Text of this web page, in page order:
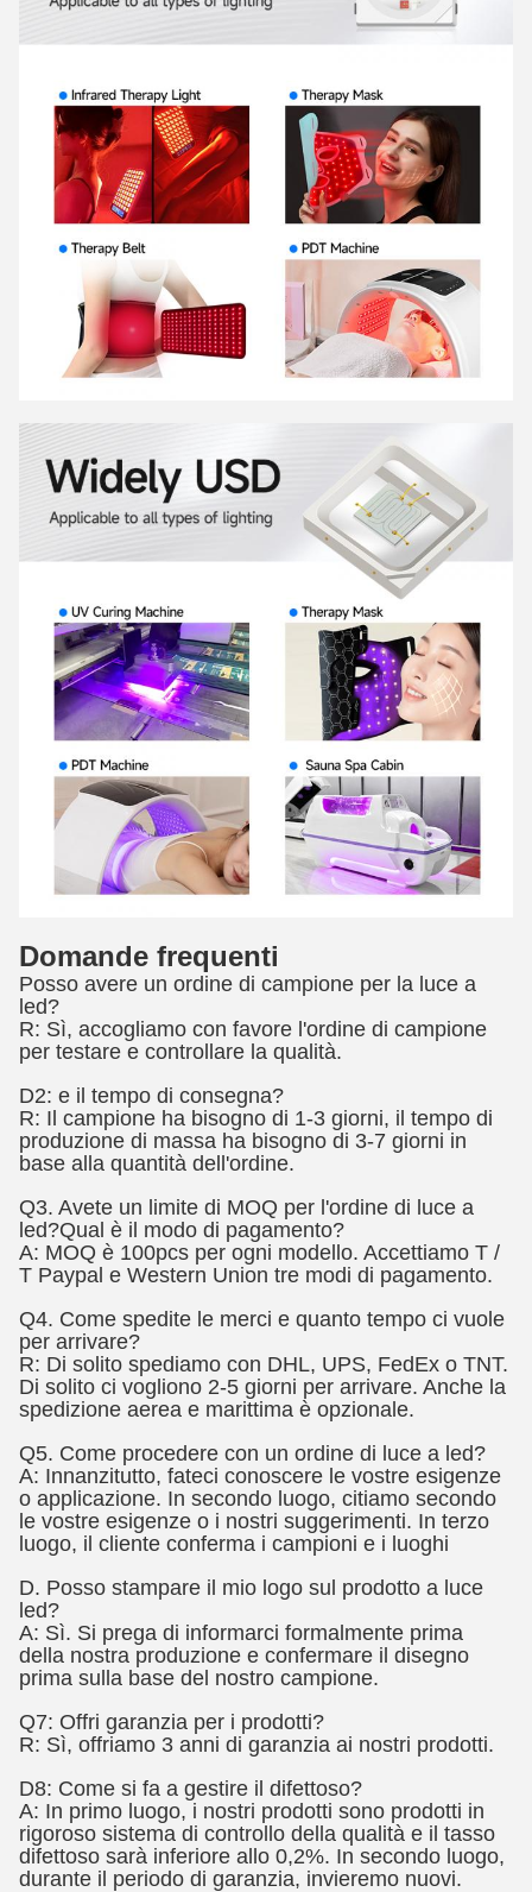
Domande frequenti
Posso avere un ordine di campione per la luce a
led?
R: Sì, accogliamo con favore l'ordine di campione
per testare e controllare la qualità.
D2: e il tempo di consegna?
R: Il campione ha bisogno di 1-3 giorni, il tempo di
produzione di massa ha bisogno di 3-7 giorni in
base alla quantità dell'ordine.
Q3. Avete un limite di MOQ per l'ordine di luce a
led?Qual è il modo di pagamento?
A: MOQ è 100pcs per ogni modello. Accettiamo T /
T Paypal e Western Union tre modi di pagamento.
Q4. Come spedite le merci e quanto tempo ci vuole
per arrivare?
R: Di solito spediamo con DHL, UPS, FedEx o TNT.
Di solito ci vogliono 2-5 giorni per arrivare. Anche la
spedizione aerea e marittima è opzionale.
Q5. Come procedere con un ordine di luce a led?
A: Innanzitutto, fateci conoscere le vostre esigenze
o applicazione. In secondo luogo, citiamo secondo
le vostre esigenze o i nostri suggerimenti. In terzo
luogo, il cliente conferma i campioni e i luoghi
D. Posso stampare il mio logo sul prodotto a luce
led?
A: Sì. Si prega di informarci formalmente prima
della nostra produzione e confermare il disegno
prima sulla base del nostro campione.
Q7: Offri garanzia per i prodotti?
R: Sì, offriamo 3 anni di garanzia ai nostri prodotti.
D8: Come si fa a gestire il difettoso?
A: In primo luogo, i nostri prodotti sono prodotti in
rigoroso sistema di controllo della qualità e il tasso
difettoso sarà inferiore allo 0,2%. In secondo luogo,
durante il periodo di garanzia, invieremo nuovi.